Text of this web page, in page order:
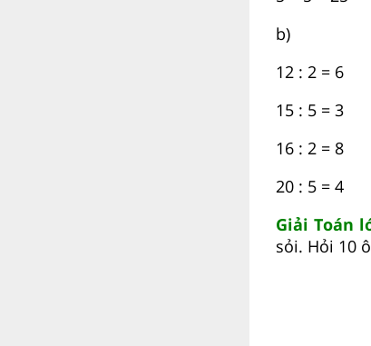
b)
12 : 2 =
15 : 5 =
16 : 2 =
20 : 5 =
Giải Toán
sỏi. Hỏi 10